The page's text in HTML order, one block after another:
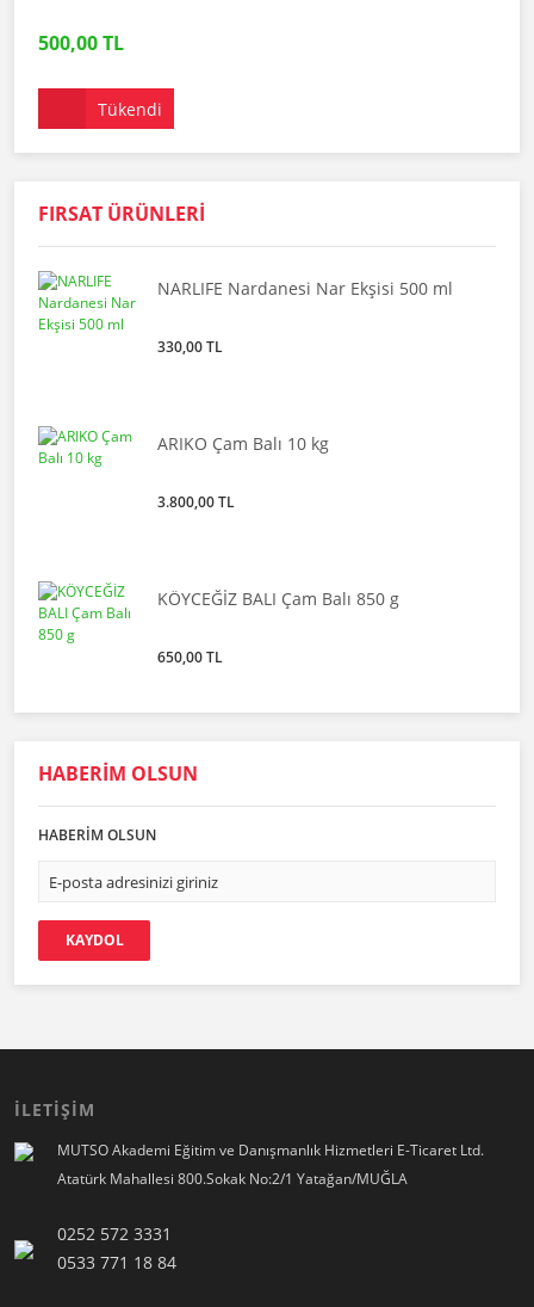
500,00 TL
Tükendi
FIRSAT ÜRÜNLERİ
NARLIFE Nardanesi Nar Ekşisi 500 ml
330,00 TL
ARIKO Çam Balı 10 kg
3.800,00 TL
KÖYCEĞİZ BALI Çam Balı 850 g
650,00 TL
HABERİM OLSUN
HABERİM OLSUN
KAYDOL
İLETİŞİM
MUTSO Akademi Eğitim ve Danışmanlık Hizmetleri E-Ticaret Ltd.
Atatürk Mahallesi 800.Sokak No:2/1 Yatağan/MUĞLA
0252 572 3331
0533 771 18 84